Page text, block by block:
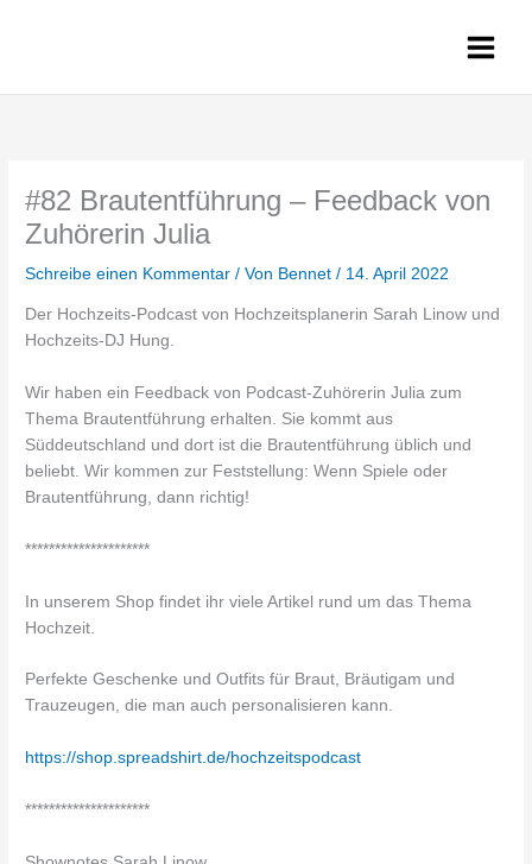
#82 Brautentführung – Feedback von
Zuhörerin Julia
Schreibe einen Kommentar / Von Bennet/ 14. April 2022
Der Hochzeits-Podcast von Hochzeitsplanerin Sarah Linow und
Hochzeits-DJ Hung.
Wir haben ein Feedback von Podcast-Zuhörerin Julia zum
Thema Brautentführung erhalten. Sie kommt aus
Süddeutschland und dort ist die Brautentführung üblich und
beliebt. Wir kommen zur Feststellung: Wenn Spiele oder
Brautentführung, dann richtig!
*********************
In unserem Shop findet ihr viele Artikel rund um das Thema
Hochzeit.
Perfekte Geschenke und Outfits für Braut, Bräutigam und
Trauzeugen, die man auch personalisieren kann.
https://shop.spreadshirt.de/hochzeitspodcast
*********************